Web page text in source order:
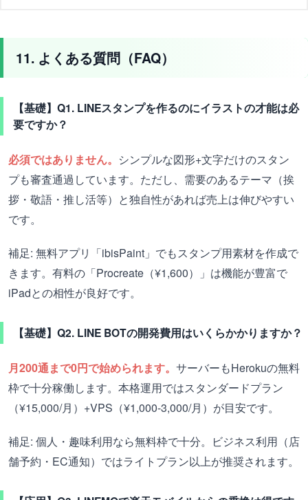
11. よくある質問（FAQ）
【基礎】Q1. LINEスタンプを作るのにイラストの才能は必
要ですか？
必須ではありません。 シンプルな図形+文字だけのスタン
プも審査通過しています。ただし、需要のあるテーマ（挨
拶・敬語・推し活等）と独自性があれば売上は伸びやすい
です。
補足: 無料アプリ「ibisPaint」でもスタンプ用素材を作成で
きます。有料の「Procreate（¥1,600）」は機能が豊富で
iPadとの相性が良好です。
【基礎】Q2. LINE BOTの開発費用はいくらかかりますか？
月200通まで0円で始められます。 サーバーもHerokuの無料
枠で十分稼働します。本格運用ではスタンダードプラン
（¥15,000/月）+VPS（¥1,000-3,000/月）が目安です。
補足: 個人・趣味利用なら無料枠で十分。ビジネス利用（店
舗予約・EC通知）ではライトプラン以上が推奨されます。